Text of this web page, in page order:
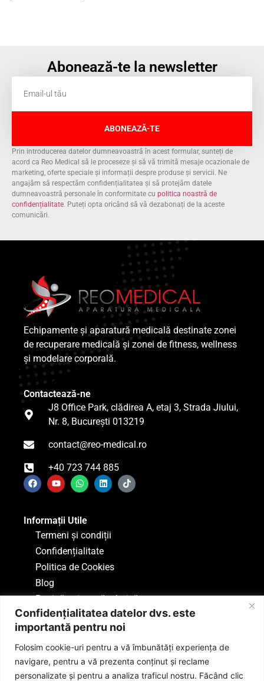
Confidențialitatea datelor dvs. este
importantă pentru noi
Folosim cookie-uri pentru a vă îmbunătăți experiența de
navigare, pentru a vă prezenta conținut și reclame
personalizate și pentru a analiza traficul nostru. Făcând clic
Abonează-te la newsletter
ABONEAZĂ-TE
Prin introducerea datelor dumneavoastră în acest formular, sunteți de
acord ca Reo Medical să le proceseze și să vă trimită mesaje ocazionale de
marketing, oferte speciale și informații despre produse și servicii. Ne
angajăm să respectăm confidențialitatea și să protejăm datele
dumneavoastră personale în conformitate cu politica noastră de
confidențialitate. Puteți opta oricând să vă dezabonați de la aceste
comunicări.
Echipamente și aparatură medicală destinate zonei
de recuperare medicală și zonei de fitness, wellness
și modelare corporală.
Contactează-ne
J8 Office Park, clădirea A, etaj 3, Strada Jiului,
Nr. 8, București 013219
contact@reo-medical.ro
+40 723 744 885
Informații Utile
Termeni și condiții
Confidențialitate
Politica de Cookies
Blog
Pagină asistență tehnică